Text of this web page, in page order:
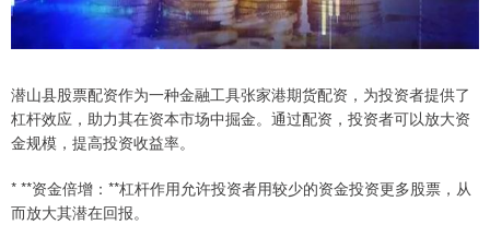
潜山县股票配资作为一种金融工具张家港期货配资，为投资者提供了
杠杆效应，助力其在资本市场中掘金。通过配资，投资者可以放大资
金规模，提高投资收益率。
* **资金倍增：**杠杆作用允许投资者用较少的资金投资更多股票，从
而放大其潜在回报。